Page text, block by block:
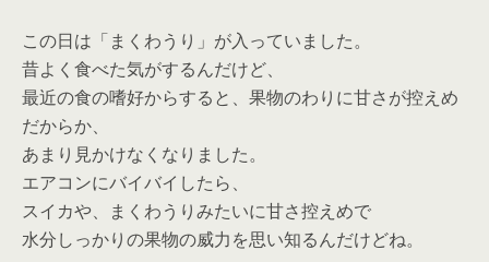
この日は「まくわうり」が入っていました。
昔よく食べた気がするんだけど、
最近の食の嗜好からすると、果物のわりに甘さが控えめ
だからか、
あまり見かけなくなりました。
エアコンにバイバイしたら、
スイカや、まくわうりみたいに甘さ控えめで
水分しっかりの果物の威力を思い知るんだけどね。